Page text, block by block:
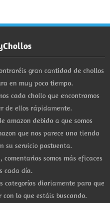
gran cantidad de chollos
en muy poco tiempo.
cada chollo que encontramos
de ellos rápidamente.
amazon debido a que somos
que nos parece una tienda
su servicio postventa.
somos más eficaces
cada día.
categorías diariamente para que
lo que estáis buscando.